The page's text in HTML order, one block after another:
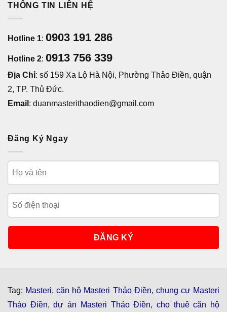
THÔNG TIN LIÊN HỆ
Hotline 1: 0903 191 286
Hotline 2: 0913 756 339
Địa Chỉ: số 159 Xa Lộ Hà Nội, Phường Thảo Điền, quận
2, TP. Thủ Đức.
Email : duanmasterithaodien@gmail.com
Đăng Ký Ngay
Tag: Masteri,căn hộ Masteri Thảo Điền, chung cư Masteri
Thảo Điền,dự án Masteri Thảo Điền, cho thuê căn hộ